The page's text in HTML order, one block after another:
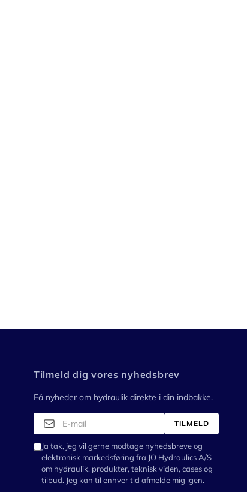
Tilmeld dig vores nyhedsbrev
Få nyheder om hydraulik direkte i din indbakke.
TILMELD
Ja tak, jeg vil gerne modtage nyhedsbreve og
elektronisk markedsføring fra JO Hydraulics A/S
om hydraulik, produkter, teknisk viden, cases og
tilbud. Jeg kan til enhver tid afmelde mig igen.